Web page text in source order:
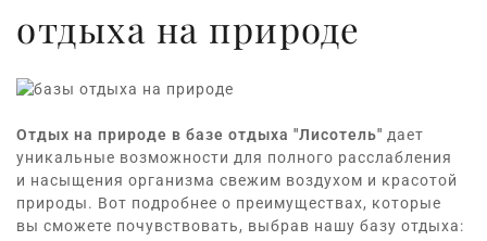
отдыха на природе
Отдых на природе в базе отдыха "Лисотель" дает
уникальные возможности для полного расслабления
и насыщения организма свежим воздухом и красотой
природы. Вот подробнее о преимуществах, которые
вы сможете почувствовать, выбрав нашу базу отдыха: